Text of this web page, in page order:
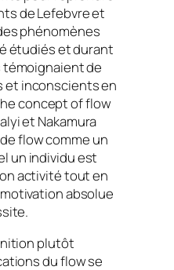
de Lefebvre et
phénomènes
étudiés et durant
de
et inconscients en
concept of flow
et Nakamura
flowcomme un
un individu est
activité tout en
absolue
plutôt
duflowse